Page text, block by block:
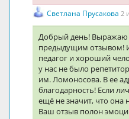
Светлана Прусакова 2
Добрый день! Выражаю
предыдущим отзывом!
педагог и хороший
у нас не было
им. Ломоносова. В ее
благодарность! Если
ещё не значит, что она
Ваш отзыв полон